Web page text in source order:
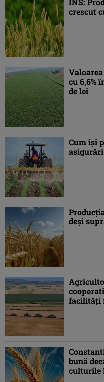
INS:
crescut
cu 6,6%
de lei
Cum își
deşi
facilităţi
bună
culturile